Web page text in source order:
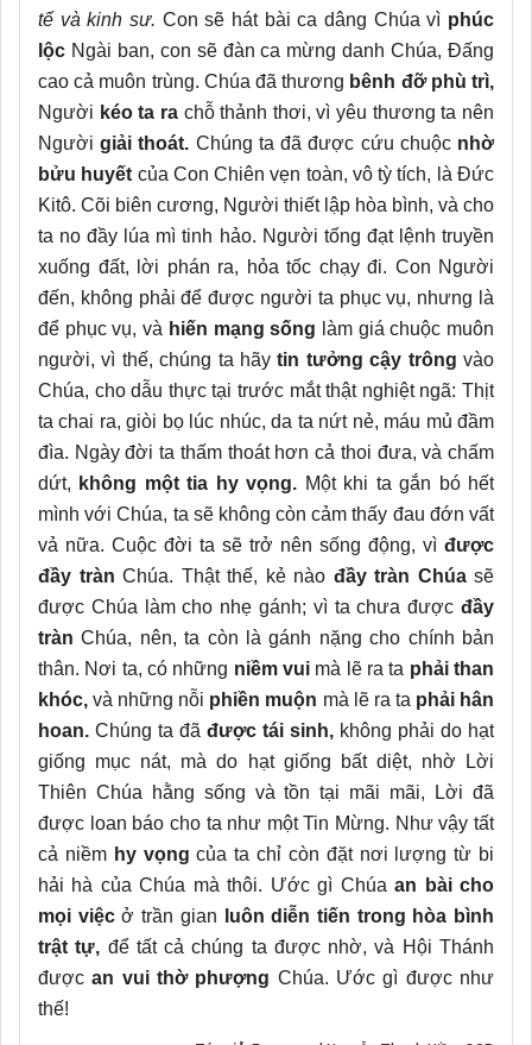
tế và kinh sư. Con sẽ hát bài ca dâng Chúa vì phúc
lộc Ngài ban, con sẽ đàn ca mừng danh Chúa, Đấng
cao cả muôn trùng. Chúa đã thương bênh đỡ phù trì,
Người kéo ta rachỗ thảnh thơi, vì yêu thương ta nên
Ngườigiải thoát. Chúng ta đã được cứu chuộc nhờ
bửu huyết của Con Chiên vẹn toàn, vô tỳ tích, là Đức
Kitô. Cõi biên cương, Người thiết lập hòa bình, và cho
ta no đầy lúa mì tinh hảo. Người tống đạt lệnh truyền
xuống đất, lời phán ra, hỏa tốc chạy đi. Con Người
đến, không phải để được người ta phục vụ, nhưng là
để phục vụ, và hiến mạng sống làm giá chuộc muôn
người, vì thế, chúng ta hãytin tưởng cậy trông vào
Chúa, cho dẫu thực tại trước mắt thật nghiệt ngã: Thịt
ta chai ra, giòi bọ lúc nhúc, da ta nứt nẻ, máu mủ đầm
đìa. Ngày đời ta thấm thoát hơn cả thoi đưa, và chấm
dứt, không một tia hy vọng. Một khi ta gắn bó hết
mình với Chúa, ta sẽ không còn cảm thấy đau đớn vất
vả nữa. Cuộc đời ta sẽ trở nên sống động, vì được
đầy tràn Chúa. Thật thế, kẻ nào đầy tràn Chúasẽ
được Chúa làm cho nhẹ gánh; vì ta chưa được đầy
tràn Chúa, nên, ta còn là gánh nặng cho chính bản
thân. Nơi ta, có những niềm vui mà lẽ ra ta phải than
khóc, và những nỗi phiền muộn mà lẽ ra ta phải hân
hoan. Chúng ta đã được tái sinh, không phải do hạt
giống mục nát, mà do hạt giống bất diệt, nhờ Lời
Thiên Chúa hằng sống và tồn tại mãi mãi, Lời đã
được loan báo cho ta như một Tin Mừng. Như vậy tất
cả niềm hy vọng của ta chỉ còn đặt nơi lượng từ bi
hải hà của Chúa mà thôi. Ước gì Chúaan bài cho
mọi việcở trần gian
luôn diễn tiến trong hòa bình
trật tự, để tất cả chúng ta được nhờ, và Hội Thánh
đượcan vui thờ phượng Chúa. Ước gì được như
thế!